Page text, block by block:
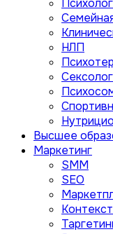
НЛП
Высшее
Маркетинг
SMM
SEO